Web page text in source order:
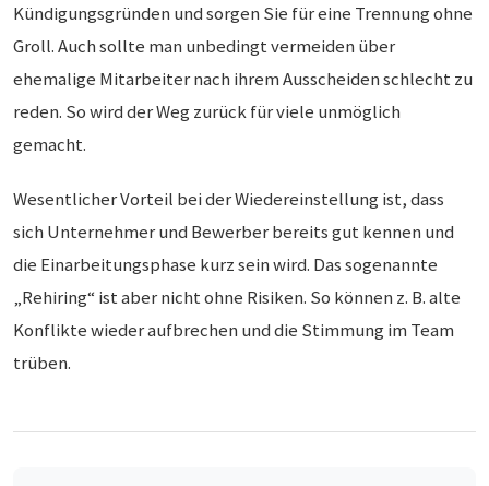
Kündigungsgründen und sorgen Sie für eine Trennung ohne
Groll. Auch sollte man unbedingt vermeiden über
ehemalige Mitarbeiter nach ihrem Ausscheiden schlecht zu
reden. So wird der Weg zurück für viele unmöglich
gemacht.
Wesentlicher Vorteil bei der Wiedereinstellung ist, dass
sich Unternehmer und Bewerber bereits gut kennen und
die Einarbeitungsphase kurz sein wird. Das sogenannte
„Rehiring“ ist aber nicht ohne Risiken. So können z. B. alte
Konflikte wieder aufbrechen und die Stimmung im Team
trüben.